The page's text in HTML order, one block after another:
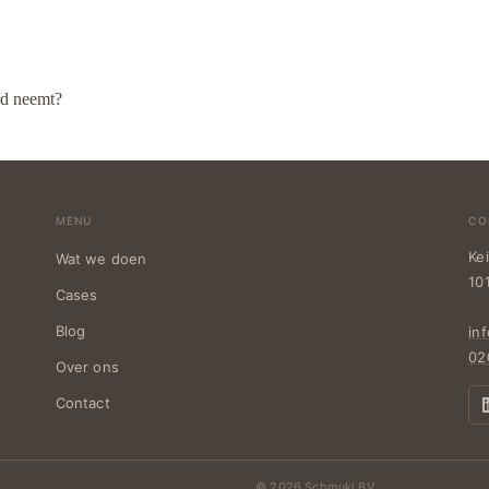
neemt?
MENU
Wat we doen
Cases
Blog
Over ons
Contact